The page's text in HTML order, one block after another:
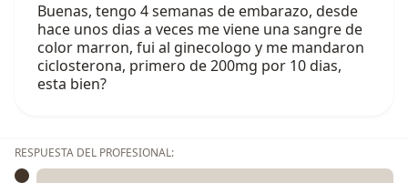
Buenas, tengo 4 semanas de embarazo, desde
hace unos dias a veces me viene una sangre de
color marron, fui al ginecologo y me mandaron
ciclosterona, primero de 200mg por 10 dias,
esta bien?
RESPUESTA DEL PROFESIONAL: